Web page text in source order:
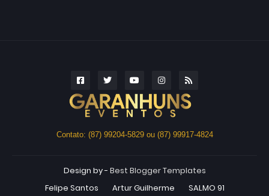
Contato: (87) 99204-5829 ou (87) 99917-4824
Design by - Best Blogger Templates
Felipe Santos
Artur Guilherme SALMO 91